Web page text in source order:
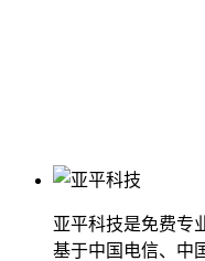
亚平科技是免费专
基于中国电信、中